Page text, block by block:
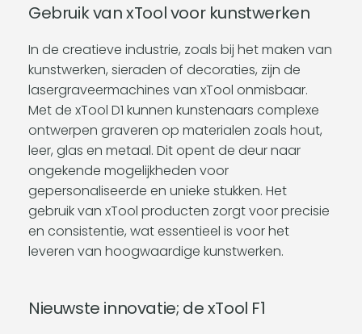
Gebruik van xTool voor kunstwerken
In de creatieve industrie, zoals bij het maken van
kunstwerken, sieraden of decoraties, zijn de
lasergraveermachines van xTool onmisbaar.
Met de xTool D1 kunnen kunstenaars complexe
ontwerpen graveren op materialen zoals hout,
leer, glas en metaal. Dit opent de deur naar
ongekende mogelijkheden voor
gepersonaliseerde en unieke stukken. Het
gebruik van xTool producten zorgt voor precisie
en consistentie, wat essentieel is voor het
leveren van hoogwaardige kunstwerken.
Nieuwste innovatie; de xTool F1